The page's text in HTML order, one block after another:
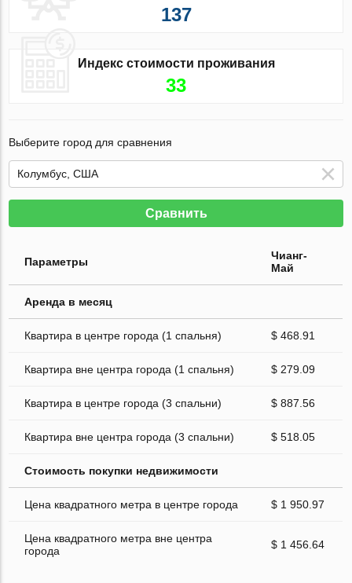
137
Индекс стоимости проживания
33
Выберите город для сравнения
Сравнить
Параметры
Чианг-
Май
Аренда в месяц
Квартира в центре города (1 спальня) $ 468.91
Квартира вне центра города (1 спальня) $ 279.09
Квартира в центре города (3 спальни) $ 887.56
Квартира вне центра города (3 спальни) $ 518.05
Стоимость покупки недвижимости
Цена квадратного метра в центре города $ 1 950.97
Цена квадратного метра вне центра
города
$ 1 456.64